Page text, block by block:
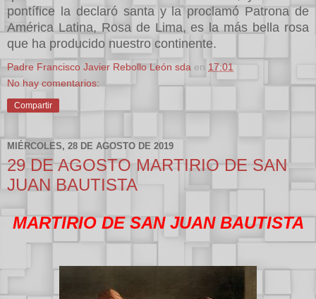
pontífice la declaró santa y la proclamó Patrona de
América Latina, Rosa de Lima, es la más bella rosa
que ha producido nuestro continente.
Padre Francisco Javier Rebollo León sda en 17:01
No hay comentarios:
Compartir
MIÉRCOLES, 28 DE AGOSTO DE 2019
29 DE AGOSTO MARTIRIO DE SAN
JUAN BAUTISTA
MARTIRIO DE SAN JUAN BAUTISTA